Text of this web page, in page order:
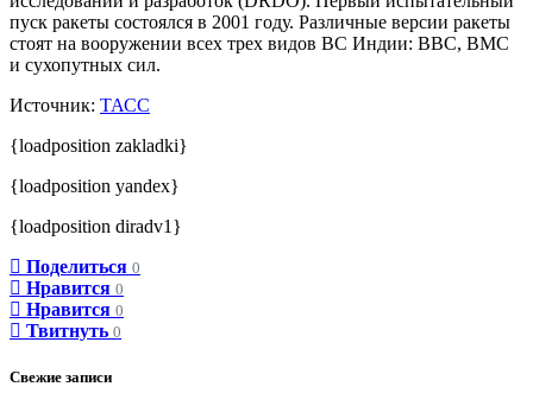
пуск ракеты состоялся в 2001 году. Различные версии ракеты
стоят на вооружении всех трех видов ВС Индии: ВВС, ВМС
и сухопутных сил.
Источник: ТАСС
{loadposition zakladki}
{loadposition yandex}
{loadposition diradv1}
Поделиться 0
Нравится 0
Нравится 0
Твитнуть 0
Свежие записи